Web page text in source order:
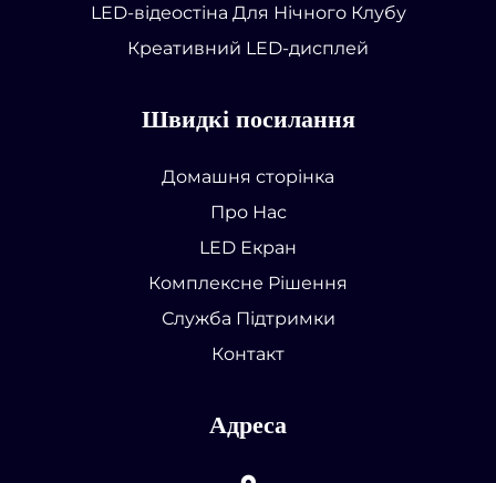
LED-відеостіна Для Нічного Клубу
Креативний LED-дисплей
Швидкі посилання
Домашня сторінка
Про Нас
LED Екран
Комплексне Рішення
Служба Підтримки
Контакт
Адреса